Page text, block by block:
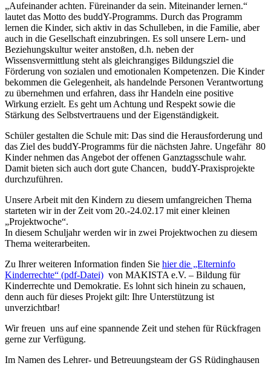
„Aufeinander achten. Füreinander da sein. Miteinander lernen.“
lautet das Motto des buddY-Programms. Durch das Programm
lernen die Kinder, sich aktiv in das Schulleben, in die Familie, aber
auch in die Gesellschaft einzubringen. Es soll unsere Lern- und
Beziehungskultur weiter anstoßen, d.h. neben der
Wissensvermittlung steht als gleichrangiges Bildungsziel die
Förderung von sozialen und emotionalen Kompetenzen. Die Kinder
bekommen die Gelegenheit, als handelnde Personen Verantwortung
zu übernehmen und erfahren, dass ihr Handeln eine positive
Wirkung erzielt. Es geht um Achtung und Respekt sowie die
Stärkung des Selbstvertrauens und der Eigenständigkeit.
Schüler gestalten die Schule mit: Das sind die Herausforderung und
das Ziel des buddY-Programms für die nächsten Jahre. Ungefähr 80
Kinder nehmen das Angebot der offenen Ganztagsschule wahr.
Damit bieten sich auch dort gute Chancen, buddY-Praxisprojekte
durchzuführen.
Unsere Arbeit mit den Kindern zu diesem umfangreichen Thema
starteten wir in der Zeit vom 20.-24.02.17 mit einer kleinen
„Projektwoche“.
In diesem Schuljahr werden wir in zwei Projektwochen zu diesem
Thema weiterarbeiten.
Zu Ihrer weiteren Information finden Sie hier die „Elterninfo
Kinderrechte“ (pdf-Datei) von MAKISTA e.V. – Bildung für
Kinderrechte und Demokratie. Es lohnt sich hinein zu schauen,
denn auch für dieses Projekt gilt: Ihre Unterstützung ist
unverzichtbar!
Wir freuen uns auf eine spannende Zeit und stehen für Rückfragen
gerne zur Verfügung.
Im Namen des Lehrer- und Betreuungsteam der GS Rüdinghausen